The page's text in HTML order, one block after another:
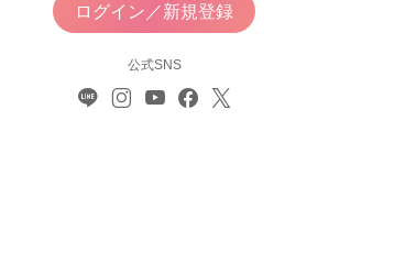
ログイン／新規登録
公式SNS